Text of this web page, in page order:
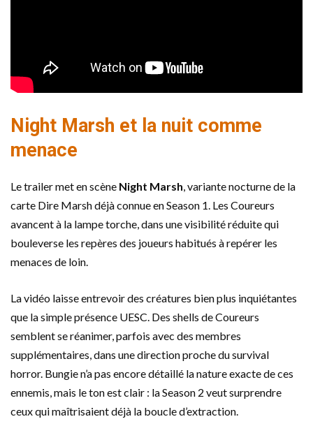
Night Marsh et la nuit comme
menace
Le trailer met en scène Night Marsh, variante nocturne de la
carte Dire Marsh déjà connue en Season 1. Les Coureurs
avancent à la lampe torche, dans une visibilité réduite qui
bouleverse les repères des joueurs habitués à repérer les
menaces de loin.
La vidéo laisse entrevoir des créatures bien plus inquiétantes
que la simple présence UESC. Des shells de Coureurs
semblent se réanimer, parfois avec des membres
supplémentaires, dans une direction proche du survival
horror. Bungie n’a pas encore détaillé la nature exacte de ces
ennemis, mais le ton est clair : la Season 2 veut surprendre
ceux qui maîtrisaient déjà la boucle d’extraction.